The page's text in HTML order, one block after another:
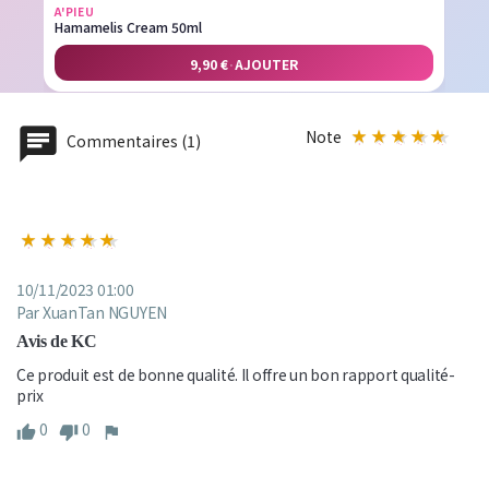
A'PIEU
Hamamelis Cream 50ml
9,90 €·AJOUTER
Commentaires (1) Note
10/11/2023 01:00
Par XuanTan NGUYEN
Avis de KC
Ce produit est de bonne qualité. Il offre un bon rapport qualité-
prix
0
0